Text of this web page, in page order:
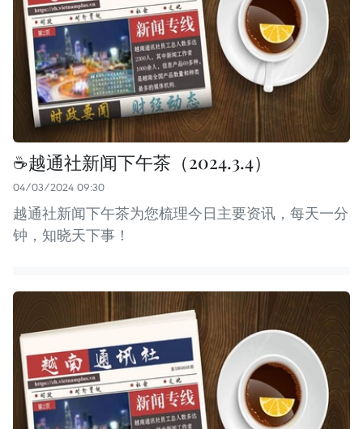
☕️越通社新闻下午茶（2024.3.4）
04/03/2024 09:30
越通社新闻下午茶为您梳理今日主要资讯，每天一分
钟，知晓天下事！